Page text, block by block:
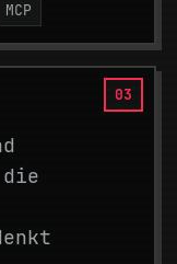
MCP
die